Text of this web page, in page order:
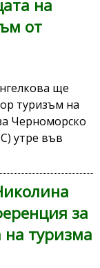
на
от
ще
туризъм на
Черноморско
утре във
за
на туризма